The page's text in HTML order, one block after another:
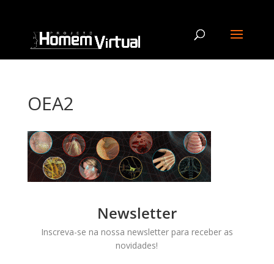
OEA2
Newsletter
Inscreva-se na nossa newsletter para receber as
novidades!